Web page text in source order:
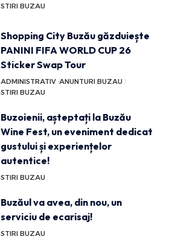
STIRI BUZAU
Shopping City Buzău găzduiește
PANINI FIFA WORLD CUP 26
Sticker Swap Tour
ADMINISTRATIV ANUNTURI BUZAU
STIRI BUZAU
Buzoienii, așteptați la Buzău
Wine Fest, un eveniment dedicat
gustului și experiențelor
autentice!
STIRI BUZAU
Buzăul va avea, din nou, un
serviciu de ecarisaj!
STIRI BUZAU